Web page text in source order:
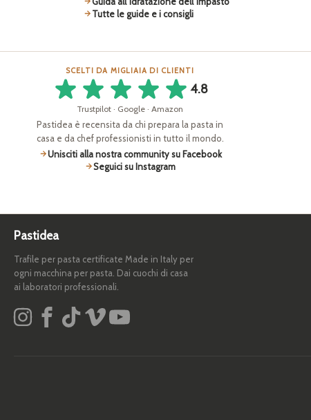
Tutte le guide e i consigli
SCELTI DA MIGLIAIA DI CLIENTI
4.8
Trustpilot · Google · Amazon
Pastidea è recensita da chi prepara la pasta in
casa e da chef professionisti in tutto il mondo.
Unisciti alla nostra community su Facebook
Seguici su Instagram
Pastidea
Trafile per pasta certificate Made in Italy per
ogni macchina per pasta. Dai cuochi di casa
ai laboratori professionali.